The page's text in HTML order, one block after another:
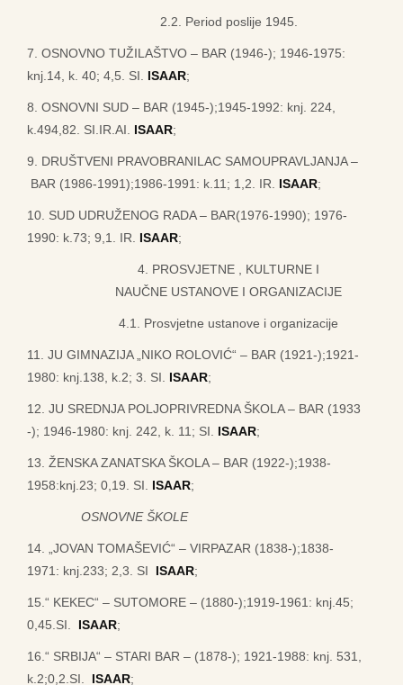
2.2. Period poslije 1945.
7. OSNOVNO TUŽILAŠTVO – BAR (1946-); 1946-1975:
knj.14, k. 40; 4,5. SI. ISAAR;
8. OSNOVNI SUD – BAR (1945-);1945-1992: knj. 224,
k.494,82. SI.IR.AI. ISAAR;
9. DRUŠTVENI PRAVOBRANILAC SAMOUPRAVLJANJA –
BAR (1986-1991);1986-1991: k.11; 1,2. IR. ISAAR;
10. SUD UDRUŽENOG RADA – BAR(1976-1990); 1976-
1990: k.73; 9,1. IR. ISAAR;
4. PROSVJETNE , KULTURNE I
NAUČNE USTANOVE I ORGANIZACIJE
4.1. Prosvjetne ustanove i organizacije
11. JU GIMNAZIJA „NIKO ROLOVIĆ“ – BAR (1921-);1921-
1980: knj.138, k.2; 3. SI. SAAR;
12. JU SREDNJA POLJOPRIVREDNA ŠKOLA – BAR (1933
-); 1946-1980: knj. 242, k. 11; SI. ISAAR;
13. ŽENSKA ZANATSKA ŠKOLA – BAR (1922-);1938-
1958:knj.23; 0,19. SI. ISAAR;
OSNOVNE ŠKOLE
14. „JOVAN TOMAŠEVIĆ“ – VIRPAZAR (1838-);1838-
1971: knj.233; 2,3. SI
ISAAR;
15.“ KEKEC“ – SUTOMORE – (1880-);1919-1961: knj.45;
0,45.SI.
ISAAR;
16.“ SRBIJA“ – STARI BAR – (1878-); 1921-1988: knj. 531,
k.2;0,2.SI.
ISAAR;